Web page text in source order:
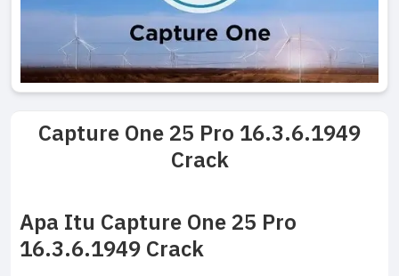
Capture One 25 Pro 16.3.6.1949
Crack
Apa Itu Capture One 25 Pro
16.3.6.1949 Crack